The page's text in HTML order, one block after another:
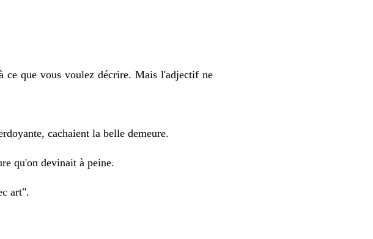
que vous voulez décrire. Mais l'adjectif ne
cachaient la belle demeure.
qu'on devinait à peine.
art".